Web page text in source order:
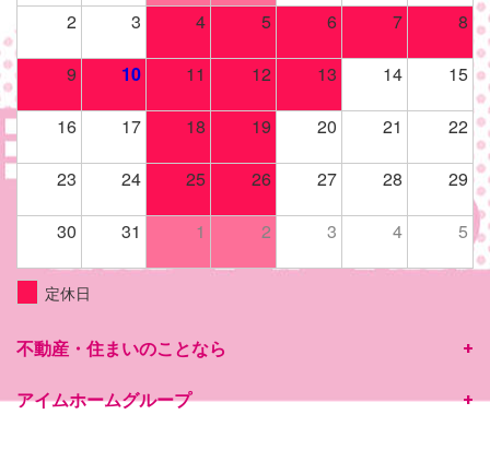
2 3 4 5 6 7 8
9 10 11 12 13 14 15
16 17 18 19 20 21 22
23 24 25 26 27 28 29
30 31 1 2 3 4 5
定休日
不動産・住まいのことなら
アイムホームグループ